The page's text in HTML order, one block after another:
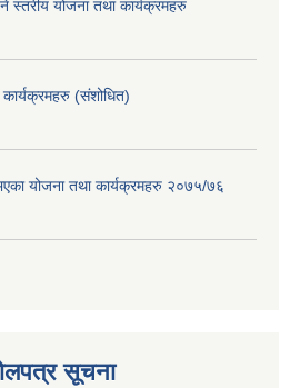
योजना तथा कार्यक्रमहरु
कार्यक्रमहरु (स‌ंशोधित)
योजना तथा कार्यक्रमहरु २०७५/७६
सूचना